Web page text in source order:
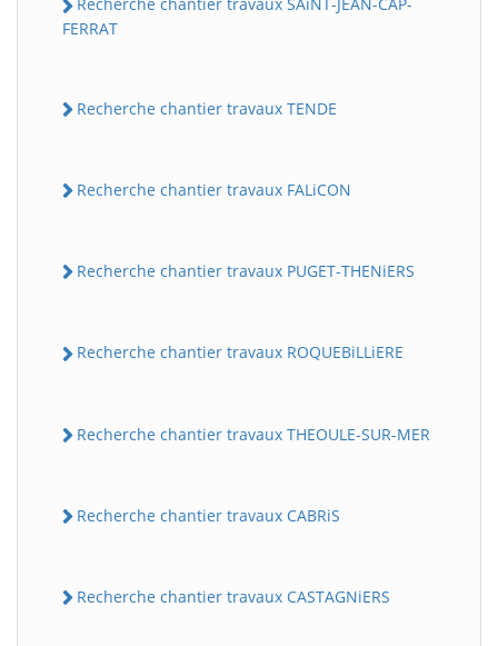
FERRAT
Recherche chantier travaux TENDE
Recherche chantier travaux FALiCON
Recherche chantier travaux PUGET-THENiERS
Recherche chantier travaux ROQUEBiLLiERE
Recherche chantier travaux THEOULE-SUR-MER
Recherche chantier travaux CABRiS
Recherche chantier travaux CASTAGNiERS